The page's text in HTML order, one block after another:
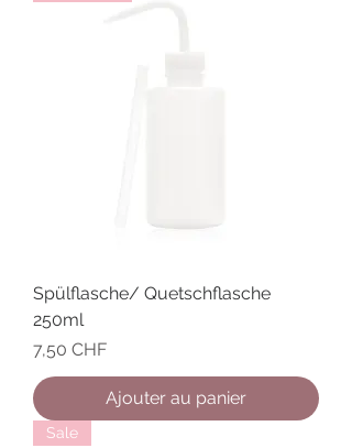
Spülflasche/ Quetschflasche
250ml
Prix
7,50 CHF
Ajouter au panier
Sale